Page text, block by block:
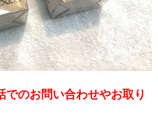
でのお問い合わせやお取り